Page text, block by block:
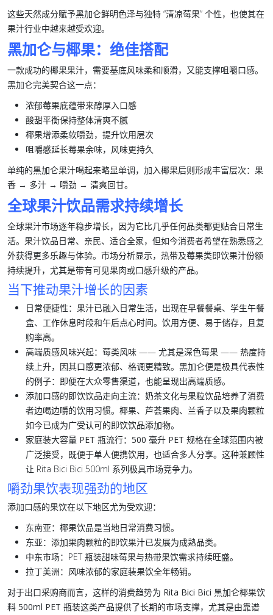
这些天然成分赋予黑加仑鲜明色泽与独特 “清凉莓果” 个性，也使其在
果汁行业中越来越受欢迎。
黑加仑与椰果：绝佳搭配
一款成功的椰果果汁，需要基底风味柔和顺滑，又能支撑咀嚼口感。
黑加仑完美契合这一点：
浓郁莓果底蕴带来醇厚入口感
酸甜平衡保持整体清爽不腻
椰果增添柔软嚼劲，提升饮用层次
咀嚼感延长莓果余味，风味更持久
单纯的黑加仑果汁喝起来略显单调，加入椰果后则形成丰富层次：果
香 → 多汁 → 嚼劲 → 清爽回甘。
全球果汁饮品需求持续增长
全球果汁市场逐年稳步增长，因为它比几乎任何品类都更贴合日常生
活。果汁饮品日常、亲民、适合全家，但如今消费者希望在熟悉感之
外获得更多乐趣与体验。市场分析显示，热带及莓果类即饮果汁份额
持续提升，尤其是带有可见果肉或口感升级的产品。
当下推动果汁增长的因素
日常便捷性：果汁已融入日常生活，出现在早餐餐桌、学生午餐
盒、工作休息时段和午后点心时间。饮用方便、易于储存，且复
购率高。
高端质感风味兴起：莓类风味 —— 尤其是深色莓果 —— 热度持
续上升，因其口感更浓郁、格调更精致。黑加仑便是极具代表性
的例子：即便在大众零售渠道，也能呈现出高端质感。
添加口感的即饮饮品走向主流：奶茶文化与果粒饮品培养了消费
者边喝边嚼的饮用习惯。椰果、芦荟果肉、兰香子以及果肉颗粒
如今已成为广受认可的即饮饮品添加物。
家庭装大容量 PET 瓶流行： 500 毫升 PET 规格在全球范围内被
广泛接受，既便于单人便携饮用，也适合多人分享。这种兼顾性
让 Rita Bici Bici 500ml 系列极具市场竞争力。
嚼劲果饮表现强劲的地区
添加口感的果饮在以下地区尤为受欢迎：
东南亚： 椰果饮品是当地日常消费习惯。
东亚： 添加果肉颗粒的即饮果汁已发展为成熟品类。
中东市场： PET 瓶装甜味莓果与热带果饮需求持续旺盛。
拉丁美洲： 风味浓郁的家庭装果饮全年畅销。
对于出口采购商而言，这样的消费趋势为 Rita Bici Bici 黑加仑椰果饮
料 500ml PET 瓶装这类产品提供了长期的市场支撑，尤其是由靠谱